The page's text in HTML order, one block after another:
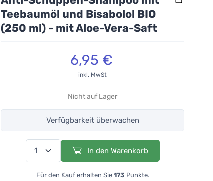
Teebaumöl und Bisabolol BIO
(250 ml) - mit Aloe-Vera-Saft
6,95 €
inkl. MwSt
Nicht auf Lager
Verfügbarkeit überwachen
In den Warenkorb
Für den Kauf erhalten Sie 173 Punkte.